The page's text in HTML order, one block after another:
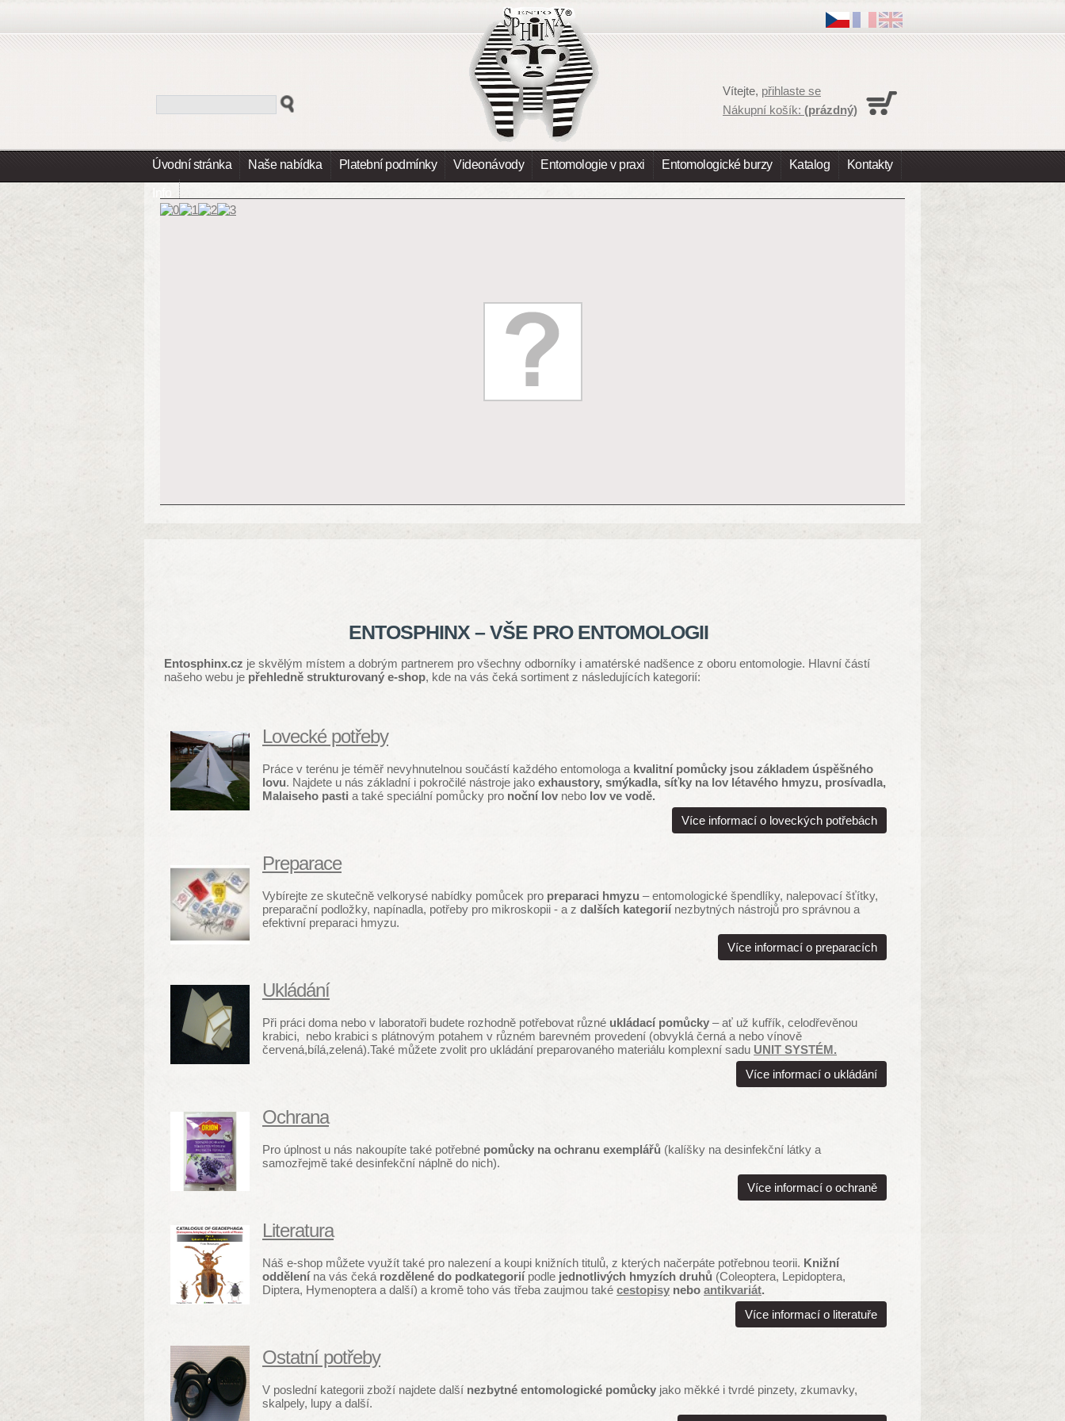
Úvodní stránka Naše nabídka Platební podmínky Videonávody Entomologie v praxi Entomologické burzy Katalog Kontakty
Vítejte, přihlaste se
Nákupní košík: (prázdný)
ENTOSPHINX – VŠE PRO ENTOMOLOGII
Entosphinx.cz je skvělým místem a dobrým partnerem pro všechny odborníky i amatérské nadšence z oboru entomologie. Hlavní částí
našeho webu je přehledně strukturovaný e-shop, kde na vás čeká sortiment z následujících kategorií:
Lovecké potřeby
Práce v terénu je téměř nevyhnutelnou součástí každého entomologa a kvalitní pomůcky jsou základem úspěšného
lovu. Najdete u nás základní i pokročilé nástroje jako exhaustory, smýkadla, síťky na lov létavého hmyzu, prosívadla,
Malaiseho pasti a také speciální pomůcky pro noční lov nebo lov ve vodě.
Více informací o loveckých potřebách
Preparace
Vybírejte ze skutečně velkorysé nabídky pomůcek pro preparaci hmyzu – entomologické špendlíky, nalepovací šťítky,
preparační podložky, napínadla, potřeby pro mikroskopii - a z dalších kategorií nezbytných nástrojů pro správnou a
efektivní preparaci hmyzu.
Více informací o preparacích
Ukládání
Při práci doma nebo v laboratoři budete rozhodně potřebovat různé ukládací pomůcky – ať už kufřík, celodřevěnou
krabici, nebo krabici s plátnovým potahem v různém barevném provedení (obvyklá černá a nebo vínově
červená,bílá,zelená).Také můžete zvolit pro ukládání preparovaného materiálu komplexní sadu UNIT SYSTÉM.
Více informací o ukládání
Ochrana
Pro úplnost u nás nakoupíte také potřebné pomůcky na ochranu exemplářů (kalíšky na desinfekční látky a
samozřejmě také desinfekční náplně do nich).
Více informací o ochraně
Literatura
Náš e-shop můžete využít také pro nalezení a koupi knižních titulů, z kterých načerpáte potřebnou teorii. Knižní
oddělenína vás čeká rozdělené do podkategoriípodle jednotlivých hmyzích druhů (Coleoptera, Lepidoptera,
Diptera, Hymenoptera a další) a kromě toho vás třeba zaujmou také cestopisy nebo antikvariát.
Více informací o literatuře
Ostatní potřeby
V poslední kategorii zboží najdete další nezbytné entomologické pomůcky jako měkké i tvrdé pinzety, zkumavky,
skalpely, lupy a další.
Ceny jsou s DPH